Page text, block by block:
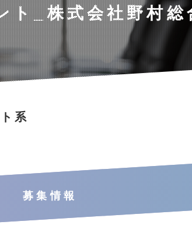
ト_株式会社野村総
系
募集情報